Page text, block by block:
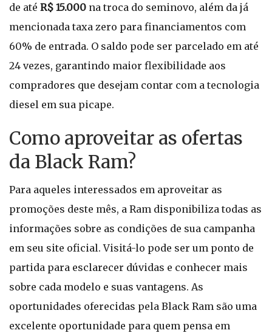
de até R$ 15.000 na troca do seminovo, além da já
mencionada taxa zero para financiamentos com
60% de entrada. O saldo pode ser parcelado em até
24 vezes, garantindo maior flexibilidade aos
compradores que desejam contar com a tecnologia
diesel em sua picape.
Como aproveitar as ofertas
da Black Ram?
Para aqueles interessados em aproveitar as
promoções deste mês, a Ram disponibiliza todas as
informações sobre as condições de sua campanha
em seu site oficial. Visitá-lo pode ser um ponto de
partida para esclarecer dúvidas e conhecer mais
sobre cada modelo e suas vantagens. As
oportunidades oferecidas pela Black Ram são uma
excelente oportunidade para quem pensa em